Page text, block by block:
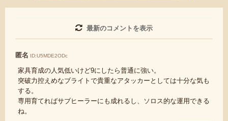
・その他、管理者が不適切と判断した投稿
コメントの削除につきましては下記フォームより申請を
いただけますでしょうか。
コメントの削除を申請する
応させていただきます。ご了承ください。
※一度削除したコメントは復元ができませんのでご注意
ください。
があった場合は、法的措置をとらせていただく場合もございますの
最新のコメントを表示
匿名 ID:U5MDE2ODc
家具育成の人気低いけど9にしたら普通に強い。
突破力控えめなブライトで貴重なアタッカーとしては十分な気も
する。
専用育てればサブヒーラーにも成れるし、ソロス的な運用できる
ね。